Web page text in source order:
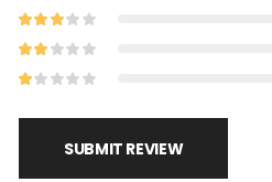
SUBMIT REVIEW